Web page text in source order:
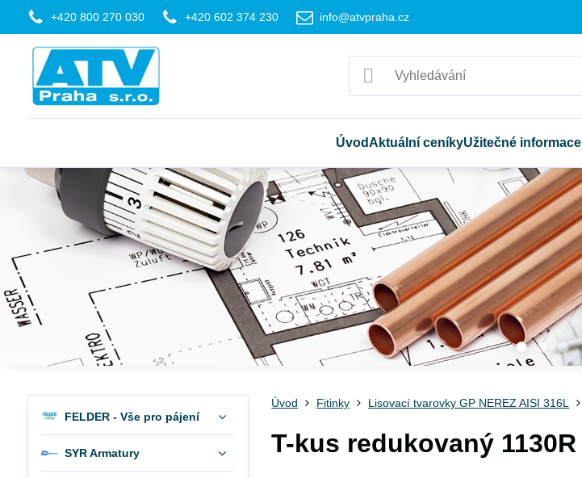
+420 800 270 030 +420 602 374 230 info@atvpraha.cz
ÚvodAktuální ceníkyUžitečné informace
Úvod Fitinky Lisovací tvarovky GP NEREZ AISI 316L
T-kus redukovaný 1130R
FELDER - Vše pro pájení
SYR Armatury